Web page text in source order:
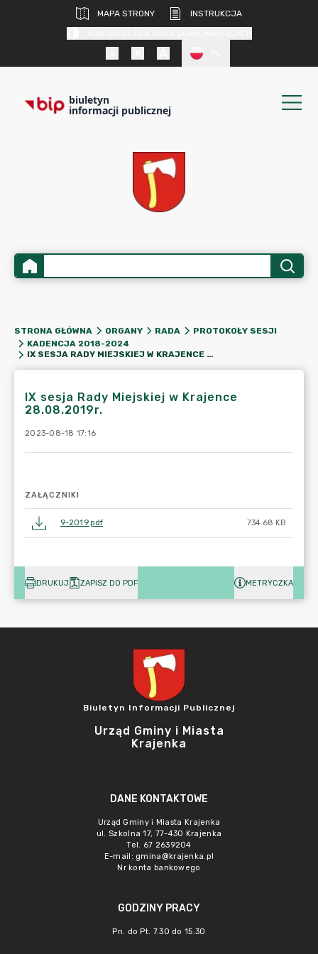
MAPA STRONY
INSTRUKCJA
biuletyn
informacji publicznej
STRONA GŁÓWNA ORGANY RADA
PROTOKOŁY SESJI
KADENCJA 2018-2024
IX SESJA RADY MIEJSKIEJ W KRAJENCE 28.08.2019R.
IX sesja Rady Miejskiej w Krajence
28.08.2019r.
2023-08-18 17:16
ZAŁĄCZNIKI
9-2019.pdf 734.68 KB
DRUKUJ ZAPISZ DO PDF METRYCZKA
Biuletyn Informacji Publicznej
Urząd Gminy i Miasta
Krajenka
DANE KONTAKTOWE
Urząd Gminy i Miasta Krajenka
ul. Szkolna 17, 77-430 Krajenka
Tel. 67 2639204
E-mail: gmina@krajenka.pl
Nr konta bankowego
GODZINY PRACY
Pn. do Pt. 7.30 do 15.30